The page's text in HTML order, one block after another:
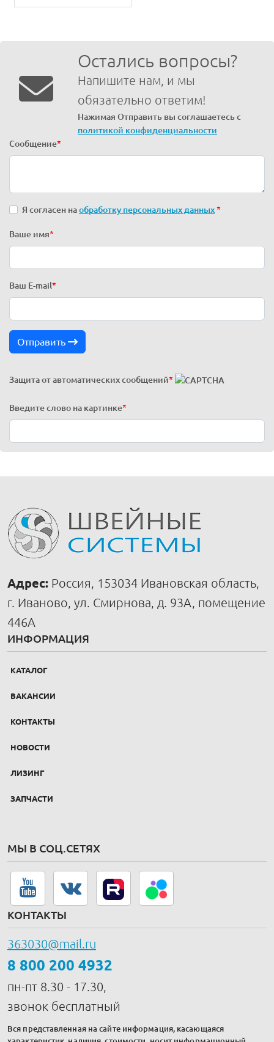
Остались вопросы?
Напишите нам, и мы
обязательно ответим!
Нажимая Отправить вы соглашаетесь с
политикой конфиденциальности
Сообщение*
Я согласен наобработку персональных данных*
Ваше имя*
Ваш E-mail *
Отправить
Защита от автоматических сообщений*
Введите слово на картинке*
Адрес: Россия, 153034 Ивановская область,
г. Иваново, ул. Смирнова, д. 93А, помещение
446А
ИНФОРМАЦИЯ
КАТАЛОГ
ВАКАНСИИ
КОНТАКТЫ
НОВОСТИ
ЛИЗИНГ
ЗАПЧАСТИ
МЫ В СОЦ.СЕТЯХ
КОНТАКТЫ
363030@mail.ru
8 800 200 4932
пн-пт 8.30 - 17.30,
звонок бесплатный
Вся представленная на сайте информация, касающаяся